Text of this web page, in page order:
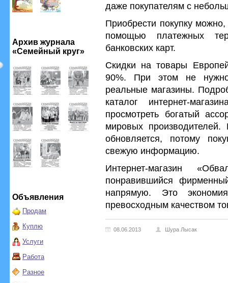
Архив журнала
«Семейный круг»
Объявления
Продам
Куплю
Услуги
Работа
Разное
даже покупателям с
Приобрести покупку
помощью платежных
банковских карт.
Скидки на товары
90%. При этом не нужно
реальные магазины.
каталог интернет-
просмотреть богатый
мировых производителей.
обновляется, потому
свежую информацию.
Интернет-магазин
понравившийся
напрямую. Это
превосходным качеством
08.06.2013 Шура Лысак